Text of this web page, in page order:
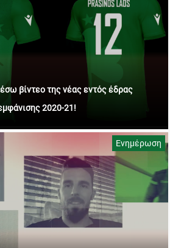
βίντεο της νέας εντός έδρας
2020-21!
Ενημέρωση